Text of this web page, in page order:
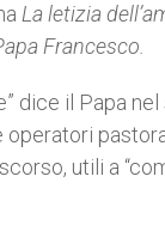
La letizia
Francesco.
dice il Papa
utili a